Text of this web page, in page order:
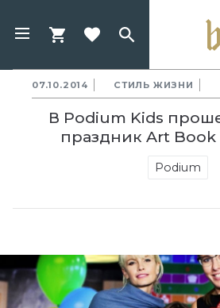
07.10.2014 СТИЛЬ ЖИЗНИ
В Podium Kids
праздник Art
Podium